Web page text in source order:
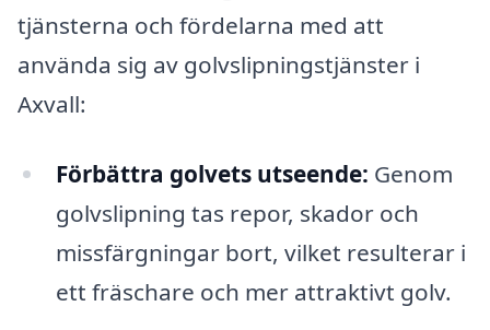
tjänsterna och fördelarna med att
använda sig av golvslipningstjänster i
Axvall:
Förbättra golvets utseende: Genom
golvslipning tas repor, skador och
missfärgningar bort, vilket resulterar i
ett fräschare och mer attraktivt golv.